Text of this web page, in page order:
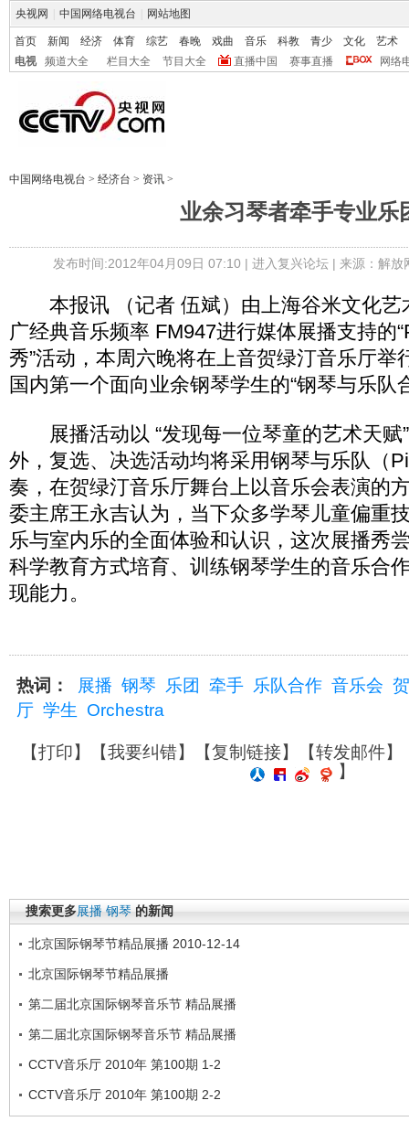
央视网 中国网络电视台 网站地图
首页 新闻 经济 体育 综艺 春晚 戏曲 音乐 科教 青少 文化
艺术
电视
频道大全 栏目大全 节目大全 直播中国 赛事直播 网络
中国网络电视台 > 经济台 > 资讯 >
业余习琴者牵手专业乐
发布时间:2012年04月09日 07:10 | 进入复兴论坛 | 来源：解
本报讯 （记者 伍斌）由上海谷米文化艺
广经典音乐频率 FM947进行媒体展播支持的
秀”活动，本周六晚将在上音贺绿汀音乐厅举
国内第一个面向业余钢琴学生的“钢琴与乐队
展播活动以 “发现每一位琴童的艺术天赋
外，复选、决选活动均将采用钢琴与乐队（
奏，在贺绿汀音乐厅舞台上以音乐会表演的
委主席王永吉认为，当下众多学琴儿童偏重
乐与室内乐的全面体验和认识，这次展播秀
科学教育方式培育、训练钢琴学生的音乐合
现能力。
热词： 展播 钢琴 乐团 牵手 乐队合作 音乐会
厅 学生 Orchestra
【打印】【我要纠错】【复制链接】【转发邮件】
】
搜索更多展播 钢琴 的新闻
北京国际钢琴节精品展播 2010-12-14
北京国际钢琴节精品展播
第二届北京国际钢琴音乐节 精品展播
第二届北京国际钢琴音乐节 精品展播
CCTV音乐厅 2010年 第100期 1-2
CCTV音乐厅 2010年 第100期 2-2